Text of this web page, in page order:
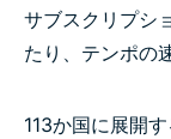
サブスクリプシ
たり、テンポの
113か国に展開す